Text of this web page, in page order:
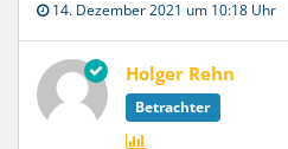
14. Dezember 2021 um 10:18 Uhr
Holger Rehn
Betrachter